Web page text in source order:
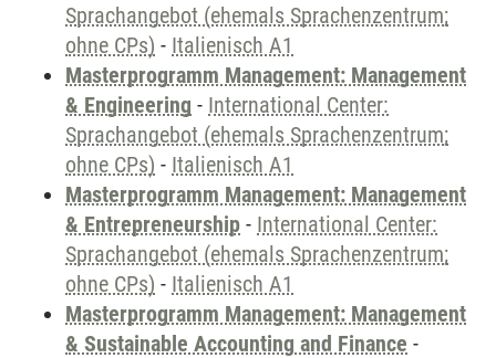
Sprachangebot (ehemals Sprachenzentrum;
ohne CPs) - Italienisch A1
Masterprogramm Management: Management
& Engineering - International Center:
Sprachangebot (ehemals Sprachenzentrum;
ohne CPs) - Italienisch A1
Masterprogramm Management: Management
& Entrepreneurship - International Center:
Sprachangebot (ehemals Sprachenzentrum;
ohne CPs) - Italienisch A1
Masterprogramm Management: Management
& Sustainable Accounting and Finance -